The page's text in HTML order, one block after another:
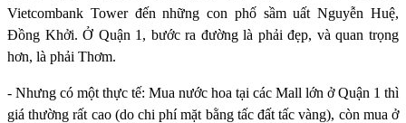
Vietcombank Tower đến những con phố sầm uất Nguyễn Huệ,
Đồng Khởi. Ở Quận 1, bước ra đường là phải đẹp, và quan trọng
hơn, là phải Thơm.
- Nhưng có một thực tế: Mua nước hoa tại các Mall lớn ở Quận 1 thì
giá thường rất cao (do chi phí mặt bằng tấc đất tấc vàng), còn mua ở